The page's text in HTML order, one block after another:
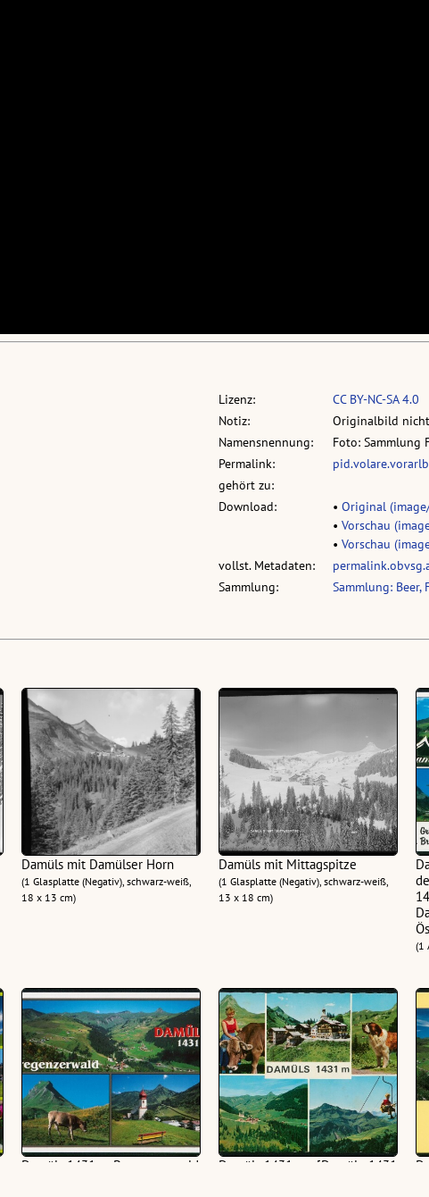
Lizenz:
CC BY-NC-SA 4.0
Notiz:
Originalbild
Namensnennung:
Foto: Sammlung
Permalink:
gehört zu:
Download:
• Original
• Vorschau
• Vorschau
vollst. Metadaten:
Sammlung:
Sammlung: Beer,
Damüls mit Damülser Horn
(1 Glasplatte (Negativ), schwarz-weiß,
18 x 13 cm)
Damüls mit Mittagspitze
(1 Glasplatte (Negativ), schwarz-weiß,
13 x 18 cm)
(1
Damüls 1431 m Bregenzerwald
Damüls 1431 m : [Damüls, 1431